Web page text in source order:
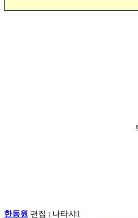
한동원 편집 : 나타샤1